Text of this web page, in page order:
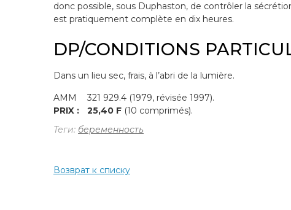
donc possible, sous Duphaston, de contrôler la
est pratiquement complète en dix heures.
DP/CONDITIONS
Dans un lieu sec, frais, à l’abri de la lumière.
AMM
321 929.4 (1979, révisée 1997).
PRIX :
25,40 F (10 comprimés).
Теги: беременность
Возврат к списку